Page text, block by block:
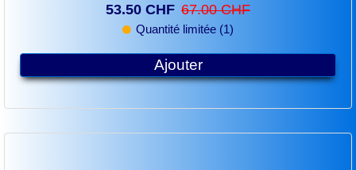
53.50 CHF 67.00 CHF
Quantité limitée (1)
Ajouter